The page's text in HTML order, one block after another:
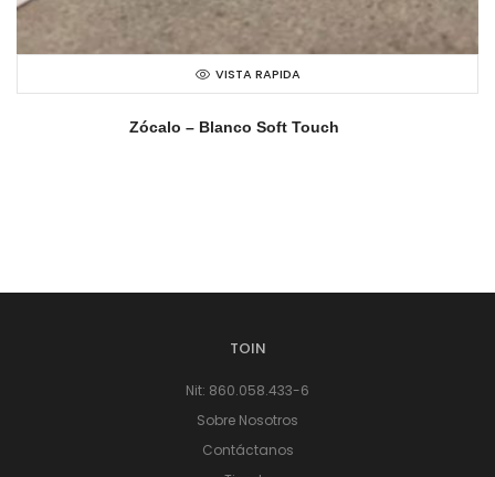
VISTA RAPIDA
Zócalo – Blanco Soft Touch
TOIN
Nit: 860.058.433-6
Sobre Nosotros
Contáctanos